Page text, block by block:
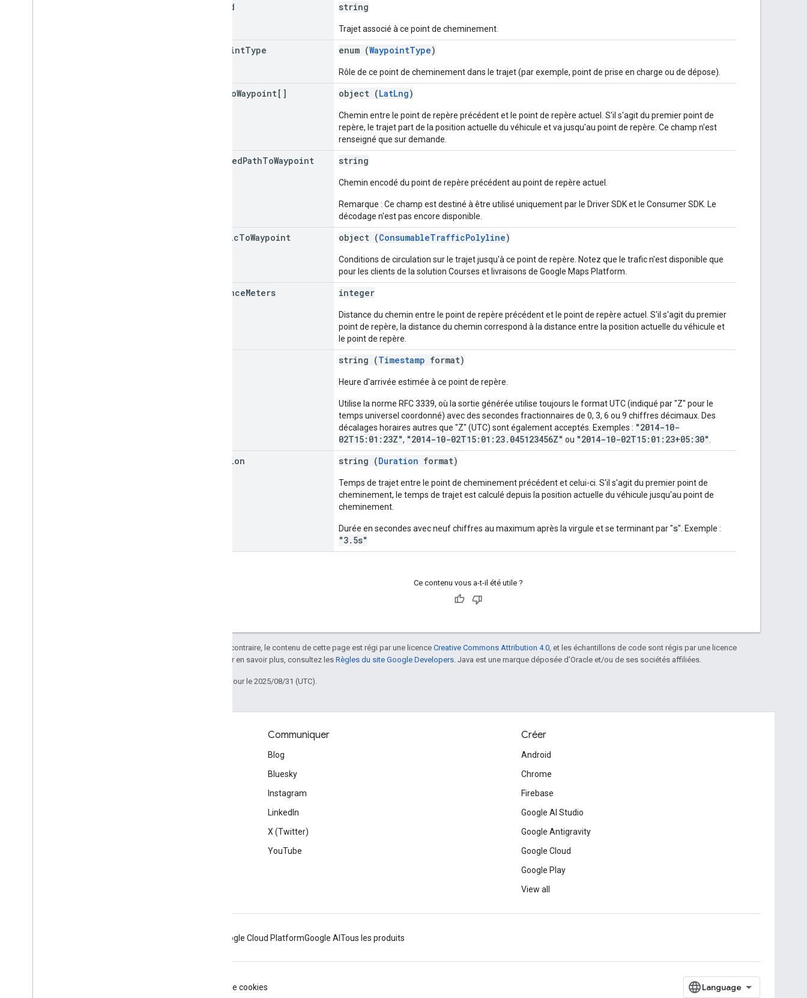
Id string
Trajet associé à ce point de cheminement.
waypointType enum (WaypointType)
Rôle de ce point de cheminement dans le trajet (par exemple, point de prise en charge ou de dépose).
ToWaypoint[] object (LatLng)
Chemin entre le point de repère précédent et le point de repère actuel. S'il s'agit du premier point de
repère, le trajet part de la position actuelle du véhicule et va jusqu'au point de repère. Ce champ n'est
renseigné que sur demande.
encodedPathToWaypoint string
Chemin encodé du point de repère précédent au point de repère actuel.
Remarque : Ce champ est destiné à être utilisé uniquement par le Driver SDK et le Consumer SDK. Le
décodage n'est pas encore disponible.
trafficToWaypoint object (ConsumableTrafficPolyline)
Conditions de circulation sur le trajet jusqu'à ce point de repère. Notez que le trafic n'est disponible que
pour les clients de la solution Courses et livraisons de Google Maps Platform.
distanceMeters integer
Distance du chemin entre le point de repère précédent et le point de repère actuel. S'il s'agit du premier
point de repère, la distance du chemin correspond à la distance entre la position actuelle du véhicule et
le point de repère.
string (Timestamp format)
Heure d'arrivée estimée à ce point de repère.
Utilise la norme RFC 3339, où la sortie générée utilise toujours le format UTC (indiqué par "Z" pour le
temps universel coordonné) avec des secondes fractionnaires de 0, 3, 6 ou 9 chiffres décimaux. Des
décalages horaires autres que "Z" (UTC) sont également acceptés. Exemples : "2014-10-
02T15:01:23Z", "2014-10-02T15:01:23.045123456Z" ou "2014-10-02T15:01:23+05:30"
duration string (Duration format)
Temps de trajet entre le point de cheminement précédent et celui-ci. S'il s'agit du premier point de
cheminement, le temps de trajet est calculé depuis la position actuelle du véhicule jusqu'au point de
cheminement.
Durée en secondes avec neuf chiffres au maximum après la virgule et se terminant par "s". Exemple :
"3.5s"
Ce contenu vous a-t-il été utile ?
Sauf indication contraire, le contenu de cette page est régi par une licence Creative Commons Attribution 4.0 , et les échantillons de code sont régis par une licence
. Pour en savoir plus, consultez les Règles du site Google Developers . Java est une marque déposée d'Oracle et/ou de ses sociétés affiliées.
Dernière mise à jour le 2025/08/31 (UTC).
Communiquer
Blog
Bluesky
Instagram
LinkedIn
X (Twitter)
YouTube
Créer
Android
Chrome
Firebase
Google AI Studio
Google Antigravity
Google Cloud
Google Play
View all
Google Cloud PlatformGoogle AI Tous les produits
Manage cookies